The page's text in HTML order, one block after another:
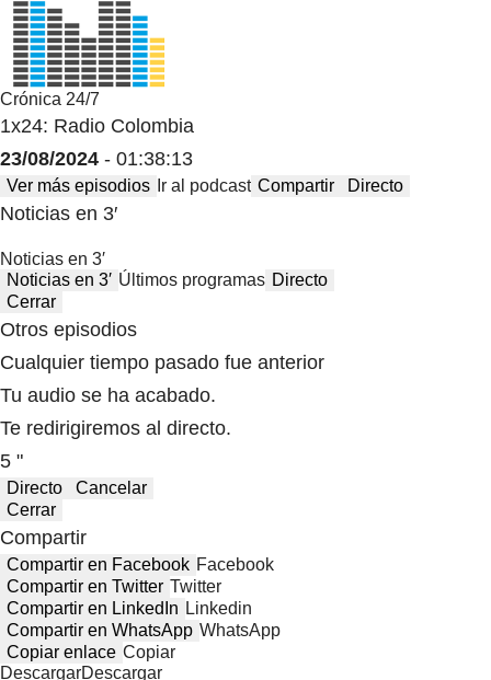
Crónica 24/7
1x24: Radio Colombia
23/08/2024 - 01:38:13
Ver más episodios Ir al podcast Compartir Directo
Noticias en 3′
Noticias en 3′
Noticias en 3′ Últimos programas Directo
Cerrar
Otros episodios
Cualquier tiempo pasado fue anterior
Tu audio se ha acabado.
Te redirigiremos al directo.
5 "
Directo
Cancelar
Cerrar
Compartir
Compartir en Facebook Facebook
Compartir en Twitter Twitter
Compartir en LinkedIn Linkedin
Compartir en WhatsApp WhatsApp
Copiar enlace Copiar
DescargarDescargar